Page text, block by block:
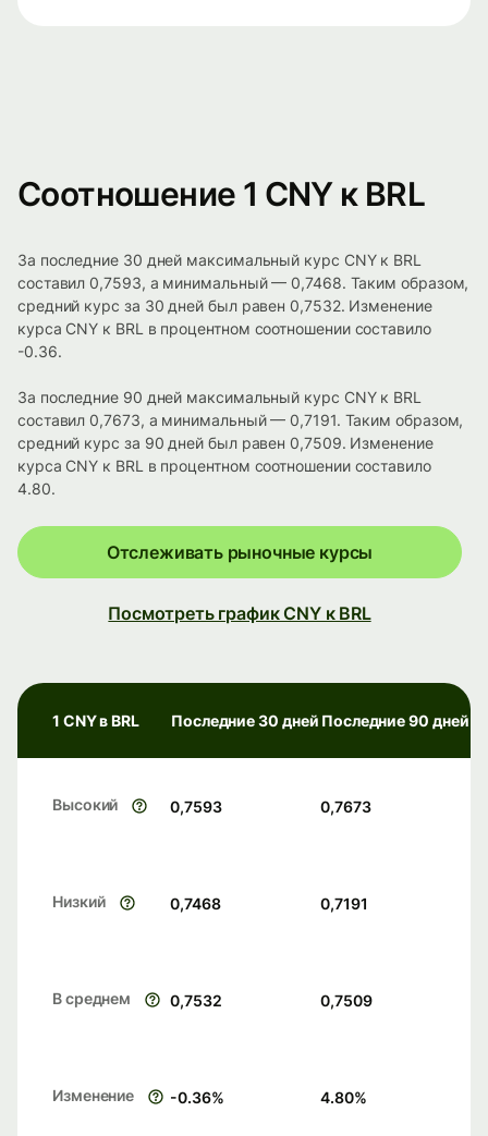
Соотношение 1 CNY к BRL
За последние 30 дней максимальный курс CNY к BRL
составил 0,7593, а минимальный — 0,7468. Таким образом,
средний курс за 30 дней был равен 0,7532. Изменение
курса CNY к BRL в процентном соотношении составило
-0.36.
За последние 90 дней максимальный курс CNY к BRL
составил 0,7673, а минимальный — 0,7191. Таким образом,
средний курс за 90 дней был равен 0,7509. Изменение
курса CNY к BRL в процентном соотношении составило
4.80.
Отслеживать рыночные курсы
Посмотреть график CNY к BRL
1 CNY в BRL Последние 30 дней Последние 90 дней
Высокий 0,7593 0,7673
Низкий 0,7468 0,7191
В среднем 0,7532 0,7509
Изменение -0.36% 4.80%